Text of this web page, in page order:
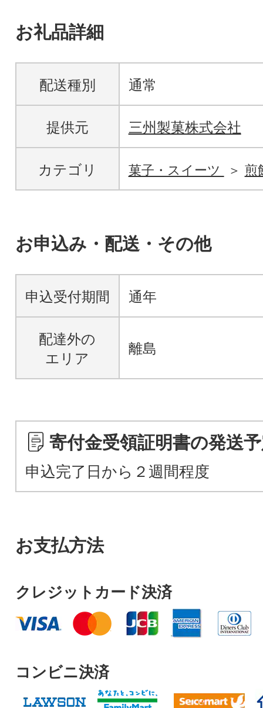
お礼品詳細
配送種別 通常
提供元 三州製菓株式会社
カテゴリ 菓子・スイーツ 煎
お申込み・配送・その他
申込受付期間 通年
配達外の
エリア
離島
寄付金受領証明書の発送
申込完了日から２週間程度
お支払方法
クレジットカード決済
コンビニ決済